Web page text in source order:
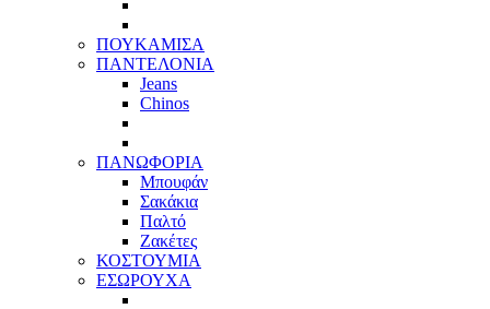
ΠΟΥΚΑΜΙΣΑ
ΠΑΝΤΕΛΟΝΙΑ
Jeans
Chinos
ΠΑΝΩΦΟΡΙΑ
Μπουφάν
Σακάκια
Παλτό
Ζακέτες
ΚΟΣΤΟΥΜΙΑ
ΕΣΩΡΟΥΧΑ